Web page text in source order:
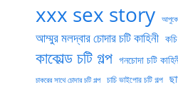
xxx sex story আপুকে
আম্মুর মলদ্বার চোদার চটি কাহিনী
কাকোল্ড চটি গল্প গনচোদা চটি
চাকরের সাথে চোদার চটি গল্প চাচি ভাইপোর চটি গল্প